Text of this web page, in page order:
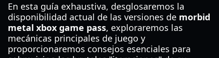
En esta guía exhaustiva, desglosaremos la
disponibilidad actual de las versiones de morbid
metal xbox game pass, exploraremos las
mecánicas principales de juego y
proporcionaremos consejos esenciales para